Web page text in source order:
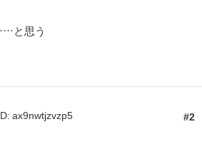
と思う
2
ax9nwtjzvzp5